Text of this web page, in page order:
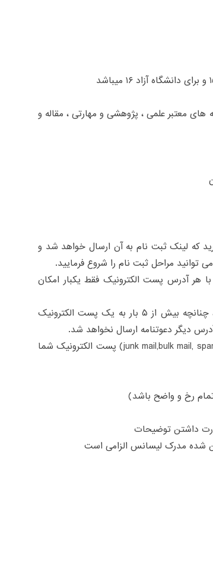
های معتبر علمی ، پژوهشی و مهارتی ، مقاله و
که لینک ثبت نام به آن ارسال خواهد شد و
مراحل ثبت نام را شروع فرمایید.
هر آدرس پست الکترونیک فقط یکبار امکان
ارسال لینک ثبت نام به پست الکترونیک محدودیت دارد، چنانچه بیش از ۵ بار به یک پست الکترونیک
دیگر دعوتنامه ارسال نخواهد شد.
لطفا دقت فرمایید ممکن است دعوتنامه به بخش اسپم (junk mail,bulk mail, spam) پست الکترونیک شما
داشتن توضیحات
شده مدرک لیسانس الزامی است